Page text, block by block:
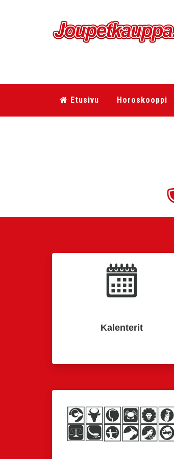
Etusivu Horoskooppi
Kalenterit